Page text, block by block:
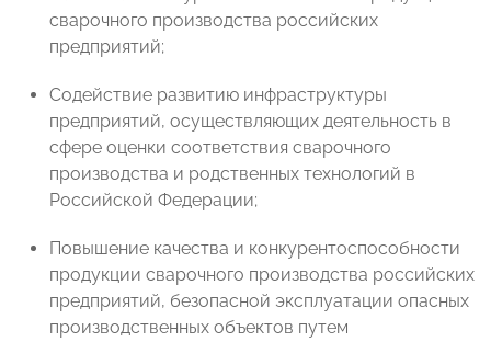
сварочного производства российских
предприятий;
Содействие развитию инфраструктуры
предприятий, осуществляющих деятельность в
сфере оценки соответствия сварочного
производства и родственных технологий в
Российской Федерации;
Повышение качества и конкурентоспособности
продукции сварочного производства российских
предприятий, безопасной эксплуатации опасных
производственных объектов путем